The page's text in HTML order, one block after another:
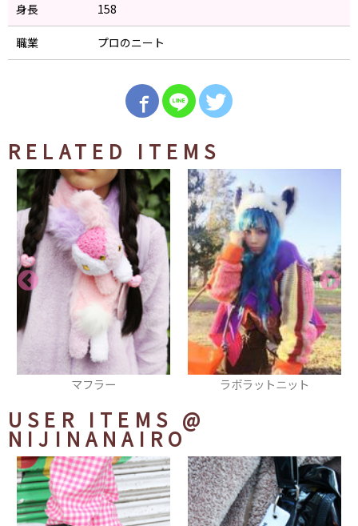
身長 158
職業 プロのニート
RELATED ITEMS
ラボラットニット タイツ
USER ITEMS @
NIJINANAIRO